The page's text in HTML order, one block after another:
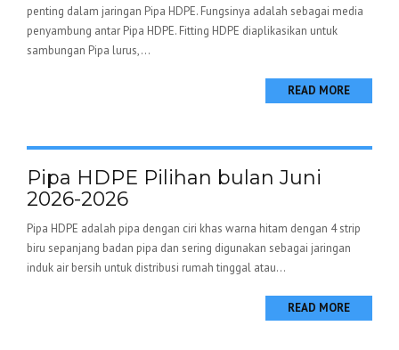
penting dalam jaringan Pipa HDPE. Fungsinya adalah sebagai media
penyambung antar Pipa HDPE. Fitting HDPE diaplikasikan untuk
sambungan Pipa lurus,...
READ MORE
Pipa HDPE Pilihan bulan Juni
2026-2026
Pipa HDPE adalah pipa dengan ciri khas warna hitam dengan 4 strip
biru sepanjang badan pipa dan sering digunakan sebagai jaringan
induk air bersih untuk distribusi rumah tinggal atau...
READ MORE